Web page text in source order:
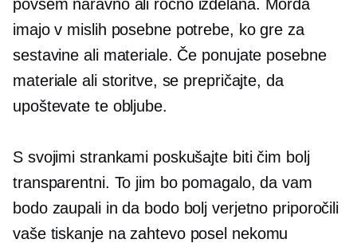
povsem naravnoali ročno izdelana. Morda
imajo v mislih posebne potrebe, ko gre za
sestavine ali materiale. Če ponujate posebne
materiale ali storitve, se prepričajte, da
upoštevate te obljube.
S svojimi strankami poskušajte biti čim bolj
transparentni. To jim bo pomagalo, da vam
bodo zaupali in da bodo bolj verjetno priporočili
vaše tiskanje na zahtevoposel nekomu